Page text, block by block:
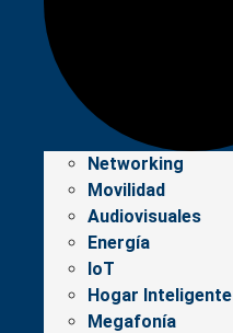
Networking
Movilidad
Audiovisuales
Energía
IoT
Hogar Inteligente
Megafonía